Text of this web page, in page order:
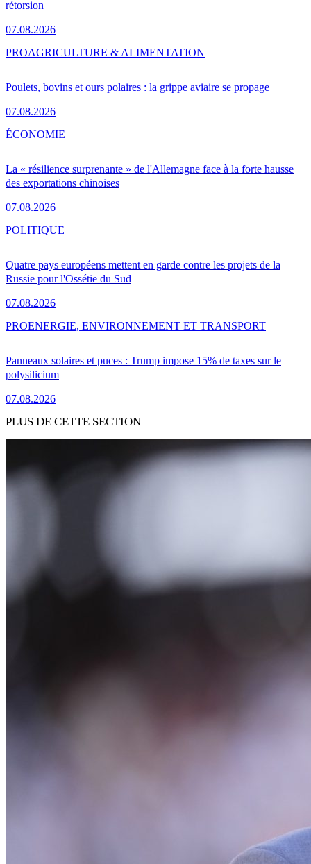
rétorsion
07.08.2026
Poulets, bovins et ours polaires : la grippe aviaire se propage
07.08.2026
PROAGRICULTURE & ALIMENTATION
La « résilience surprenante » de l'Allemagne face à la forte hausse
des exportations chinoises
07.08.2026
ÉCONOMIE
Quatre pays européens mettent en garde contre les projets de la
Russie pour l'Ossétie du Sud
07.08.2026
POLITIQUE
Panneaux solaires et puces : Trump impose 15% de taxes sur le
polysilicium
07.08.2026
PROENERGIE, ENVIRONNEMENT ET TRANSPORT
PLUS DE CETTE SECTION